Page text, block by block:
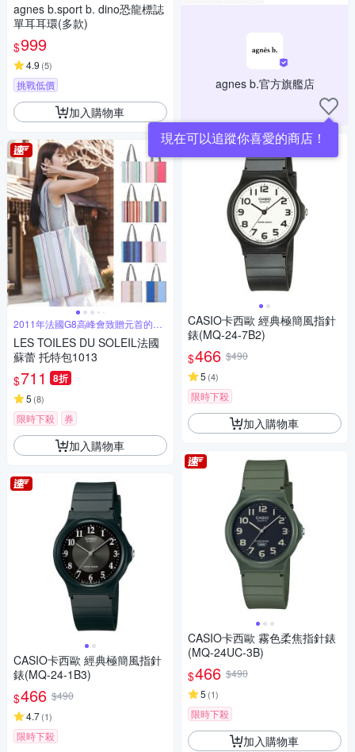
agnes b.sport b. dino恐龍標誌
單耳耳環(多款)
$999
4.9 (5)
挑戰低價
加入購物車
2011年法國G8高峰會致贈元首的禮
LES TOILES DU SOLEIL法國
蘇蕾 托特包1013
$711 8折
5 (8)
限時下殺 券
加入購物車
CASIO卡西歐 經典極簡風指針
錶(MQ-24-1B3)
$466 $490
4.7(1)
限時下殺
agnes b.官方旗艦店
現在可以追蹤你喜愛的商店！
CASIO卡西歐 經典極簡風指針
錶(MQ-24-7B2)
$466 $490
5 (4)
限時下殺
加入購物車
CASIO卡西歐 霧色柔焦指針錶
(MQ-24UC-3B)
$466 $490
5 (1)
限時下殺
加入購物車